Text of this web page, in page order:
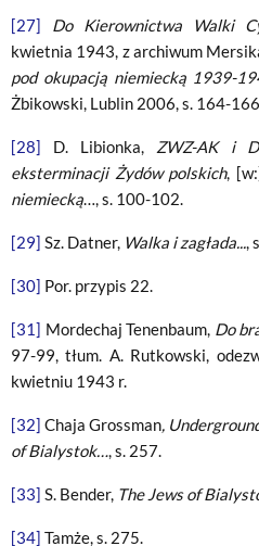
[27] Do Kierownictwa Walki
kwietnia 1943, z archiwum
pod okupacją niemiecką 1939-
Żbikowski, Lublin 2006, s. 164-
[28] D. Libionka, ZWZ-AK i
eksterminacji Żydów polskich,
niemiecką…, s. 100-102.
[29] Sz. Datner, Walka i zagłada...,
[30] Por. przypis 22.
[31] Mordechaj Tenenbaum, Do
97-99, tłum. A. Rutkowski,
kwietniu 1943 r.
[32] Chaja Grossman,
of Bialystok…, s. 257.
[33] S. Bender, The Jews of
[34] Tamże, s. 275.